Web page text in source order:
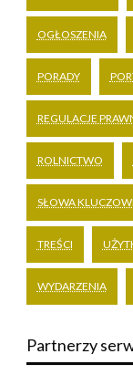
OGŁOSZENIA
PORADY
REGULACJE
ROLNICTWO
SŁOWA
TREŚCI
WYDARZENIA
Partnerzy